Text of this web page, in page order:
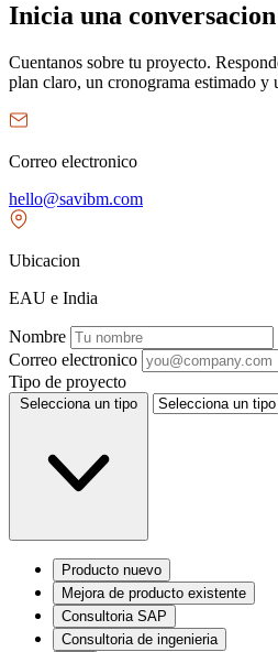
Inicia una conversacion
Cuentanos sobre tu proyecto.
plan claro, un cronograma estimado y
Correo electronico
hello@savibm.com
Ubicacion
EAU e India
Nombre
Correo electronico
Tipo de proyecto
Selecciona un tipo
Producto nuevo
Mejora de producto existente
Consultoria SAP
Consultoria de ingenieria